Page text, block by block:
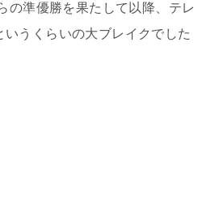
の準優勝を果たして以降、テレ
いうくらいの大ブレイクでした